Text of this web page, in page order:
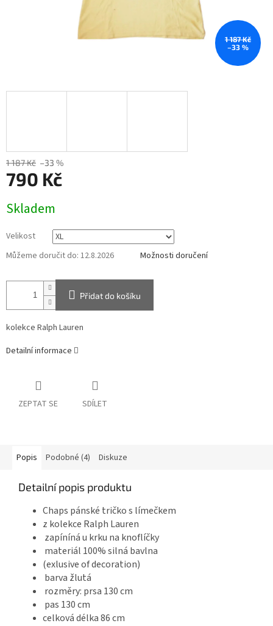
1 187 Kč
–33 %
1 187 Kč –33 %
790 Kč
cena:
Skladem
Velikost
Můžeme doručit do: 12.8.2026 Možnosti doručení
Přidat do košíku
kolekce Ralph Lauren
Detailní informace
ZEPTAT SE SDÍLET
Popis Podobné (4) Diskuze
Detailní popis produktu
Chaps pánské tričko s límečkem
z kolekce Ralph Lauren
zapíníná u krku na knoflíčky
materiál 100% silná bavlna
(exlusive of decoration)
barva žlutá
rozměry: prsa 130 cm
pas 130 cm
celková délka 86 cm